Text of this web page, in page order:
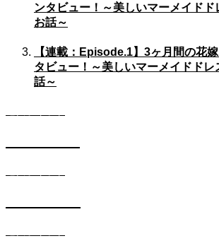
ンタビュー！～美しいマーメイドド
お話～
【連載：Episode.1】3ヶ月間の花
タビュー！～美しいマーメイドドレ
話～